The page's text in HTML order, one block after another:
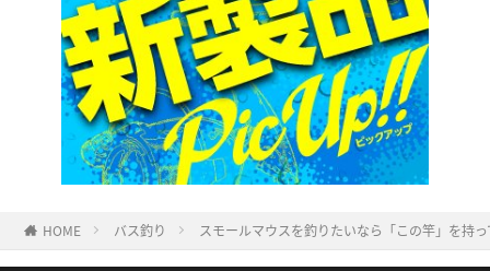
HOME バス釣り スモールマウスを釣りたいなら「この竿」を持